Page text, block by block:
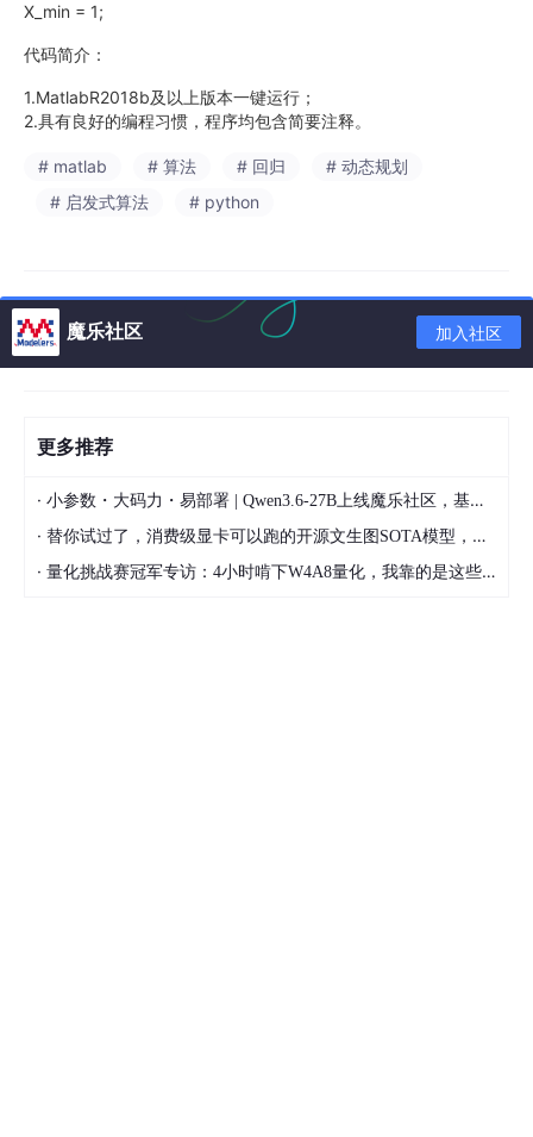
X_min = 1;
代码简介：
1.MatlabR2018b及以上版本一键运行；
2.具有良好的编程习惯，程序均包含简要注释。
# matlab # 算法 # 回归
# 动态规划
# 启发式算法
# python
魔乐社区 加入社区
更多推荐
· 小参数・大码力・易部署 | Qwen3.6-27B上线魔乐社区，基于昇腾的部署教程来了
· 替你试过了，消费级显卡可以跑的开源文生图SOTA模型，顶级渲染、高密度文本绘图
· 量化挑战赛冠军专访：4小时啃下W4A8量化，我靠的是这些经验